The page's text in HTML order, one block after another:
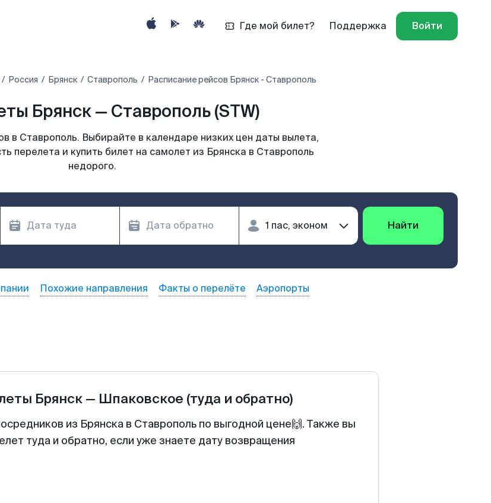
Где мой билет? Поддержка Войти
Россия Брянск Ставрополь Расписание рейсов Брянск - Ставрополь
Брянск — Ставрополь (STW)
в Ставрополь. Выбирайте в календаре низких цен даты вылета,
перелета и купить билет на самолет из Брянска в Ставрополь
недорого.
Найти
Похожие направления Факты о перелёте Аэропорты
Брянск — Шпаковское (туда и обратно)
из Брянска в Ставрополь по выгодной цене🙌. Также вы
туда и обратно, если уже знаете дату возвращения